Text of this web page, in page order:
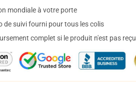
mondiale à votre porte
de suivi fourni pour tous les colis
complet si le produit n'est pas reçu